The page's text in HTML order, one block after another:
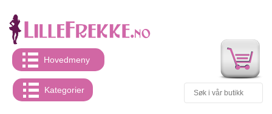
Hovedmeny
Kategorier